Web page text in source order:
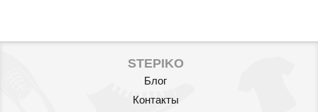
STEPIKO
Блог
Контакты